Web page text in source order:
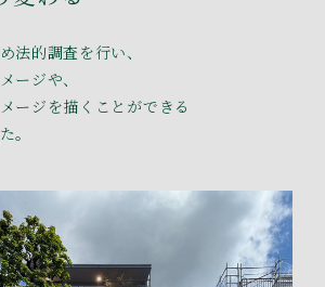
法的調査を行い、
ージや、
ージを描くことができる
。